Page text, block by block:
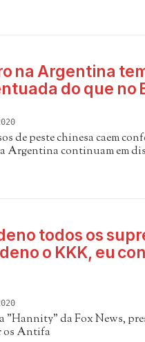
na Argentina
do que no
de peste chinesa caem
Argentina continuam em
todos os
o KKK, eu
"Hannity" da Fox News,
os Antifa